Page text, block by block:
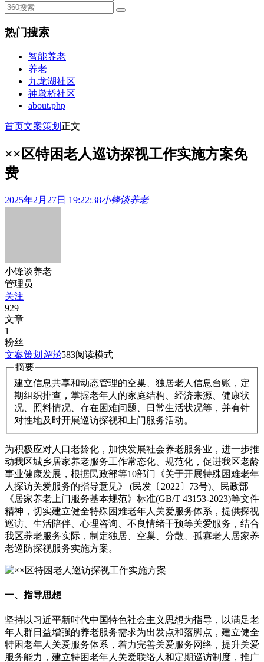
热门搜索
智能养老
养老
九龙湖社区
神墩桥社区
about.php
首页文案策划 正文
××区特困老人巡访探视工作实施方案免
费
2025年2月27日 19:22:38小锋谈养老
小锋谈养老
管理员
关注
929
文章
1
粉丝
文案策划 评论583阅读模式
摘要
建立信息共享和动态管理的空巢、独居老人信息台账，定
期组织排查，掌握老年人的家庭结构、经济来源、健康状
况、照料情况、存在困难问题、日常生活状况等，并有针
对性地及时开展巡访探视和上门服务活动。
为积极应对人口老龄化，加快发展社会养老服务业，进一步推
动我区城乡居家养老服务工作常态化、规范化，促进我区老龄
事业健康发展，根据民政部等10部门《关于开展特殊困难老年
人探访关爱服务的指导意见》 (民发〔2022〕73号)、民政部
《居家养老上门服务基本规范》标准(GB/T 43153-2023)等文件
精神，切实建立健全特殊困难老年人关爱服务体系，提供探视
巡访、生活陪伴、心理咨询、不良情绪干预等关爱服务，结合
我区养老服务实际，制定独居、空巢、分散、孤寡老人居家养
老巡防探视服务实施方案。
一、指导思想
坚持以习近平新时代中国特色社会主义思想为指导，以满足老
年人群日益增强的养老服务需求为出发点和落脚点，建立健全
特困老年人关爱服务体系，着力完善关爱服务网络，提升关爱
服务能力，建立特困老年人关爱联络人和定期巡访制度，推广